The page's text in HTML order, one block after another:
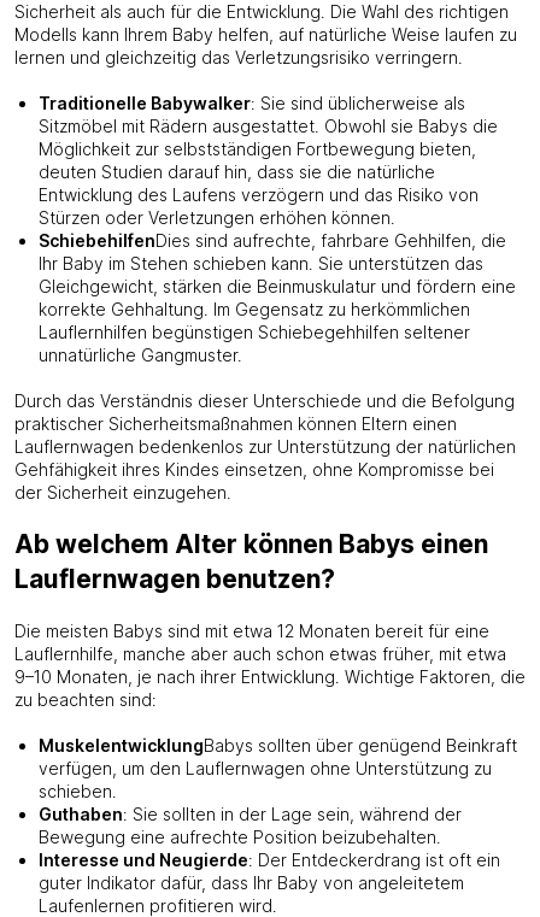
Sicherheit als auch für die Entwicklung. Die Wahl des richtigen
Modells kann Ihrem Baby helfen, auf natürliche Weise laufen zu
lernen und gleichzeitig das Verletzungsrisiko verringern.
Traditionelle Babywalker: Sie sind üblicherweise als
Sitzmöbel mit Rädern ausgestattet. Obwohl sie Babys die
Möglichkeit zur selbstständigen Fortbewegung bieten,
deuten Studien darauf hin, dass sie die natürliche
Entwicklung des Laufens verzögern und das Risiko von
Stürzen oder Verletzungen erhöhen können.
SchiebehilfenDies sind aufrechte, fahrbare Gehhilfen, die
Ihr Baby im Stehen schieben kann. Sie unterstützen das
Gleichgewicht, stärken die Beinmuskulatur und fördern eine
korrekte Gehhaltung. Im Gegensatz zu herkömmlichen
Lauflernhilfen begünstigen Schiebegehhilfen seltener
unnatürliche Gangmuster.
Durch das Verständnis dieser Unterschiede und die Befolgung
praktischer Sicherheitsmaßnahmen können Eltern einen
Lauflernwagen bedenkenlos zur Unterstützung der natürlichen
Gehfähigkeit ihres Kindes einsetzen, ohne Kompromisse bei
der Sicherheit einzugehen.
Ab welchem ​​Alter können Babys einen
Lauflernwagen benutzen?
Die meisten Babys sind mit etwa 12 Monaten bereit für eine
Lauflernhilfe, manche aber auch schon etwas früher, mit etwa
9–10 Monaten, je nach ihrer Entwicklung. Wichtige Faktoren, die
zu beachten sind:
MuskelentwicklungBabys sollten über genügend Beinkraft
verfügen, um den Lauflernwagen ohne Unterstützung zu
schieben.
Guthaben: Sie sollten in der Lage sein, während der
Bewegung eine aufrechte Position beizubehalten.
Interesse und Neugierde: Der Entdeckerdrang ist oft ein
guter Indikator dafür, dass Ihr Baby von angeleitetem
Laufenlernen profitieren wird.